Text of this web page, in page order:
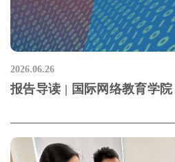
2026.06.26
报告导读 | 国际网络教育学